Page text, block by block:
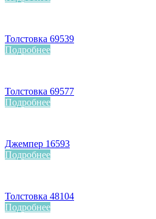
Толстовка 69539
Подробнее
Толстовка 69577
Подробнее
Джемпер 16593
Подробнее
Толстовка 48104
Подробнее